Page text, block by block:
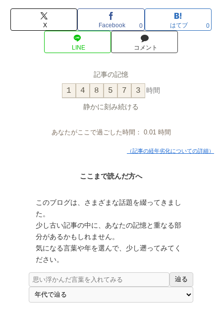
X Facebook 0 はてブ 0
LINE コメント
記事の記憶
1 4 8 5 7 3 時間
静かに刻み続ける
あなたがここで過ごした時間： 0.01時間
（記事の経年劣化についての詳細）
ここまで読んだ方へ
このブログは、さまざまな話題を綴ってきまし
た。
少し古い記事の中に、あなたの記憶と重なる部
分があるかもしれません。
気になる言葉や年を選んで、少し遡ってみてく
ださい。
辿る